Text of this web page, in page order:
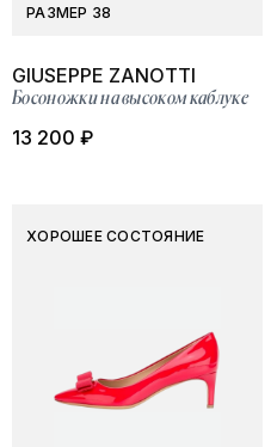
РАЗМЕР 38
GIUSEPPE ZANOTTI
Босоножки на высоком каблуке
13 200 ₽
ХОРОШЕЕ СОСТОЯНИЕ